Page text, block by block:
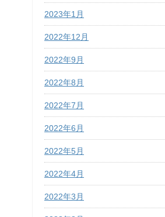
2023年1月
2022年12月
2022年9月
2022年8月
2022年7月
2022年6月
2022年5月
2022年4月
2022年3月